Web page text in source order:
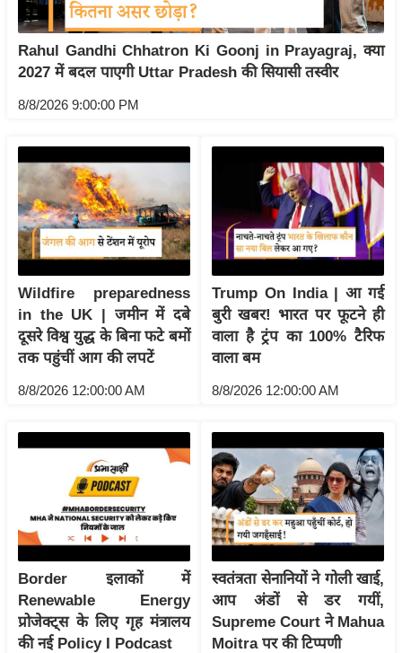
वि
शे
ष
ज्ञ
य
ब
ज
ट
खे
ल
क्रि
के
ट
P
2
क्रा
इ
म
ई
-
Rahul Gandhi Chhatron Ki Goonj in Prayagraj, क्या
2027 में बदल पाएगी Uttar Pradesh की सियासी तस्वीर
8/8/2026 9:00:00 PM
Wildfire preparedness
in the UK | जमीन में दबे
दूसरे विश्व युद्ध के बिना फटे बमों
तक पहुंचीं आग की लपटें
8/8/2026 12:00:00 AM
Trump On India | आ गई
बुरी खबर! भारत पर फूटने ही
वाला है ट्रंप का 100% टैरिफ
वाला बम
8/8/2026 12:00:00 AM
Border इलाकों में
Renewable Energy
प्रोजेक्ट्स के लिए गृह मंत्रालय
की नई Policy I Podcast
स्वतंत्रता सेनानियों ने गोली खाई,
आप अंडों से डर गयीं,
Supreme Court ने Mahua
Moitra पर की टिप्पणी